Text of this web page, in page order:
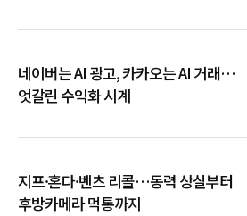
네이버는 AI 광고, 카카오는 AI 거래…
엇갈린 수익화 시계
지프·혼다·벤츠 리콜…동력 상실부터
후방카메라 먹통까지